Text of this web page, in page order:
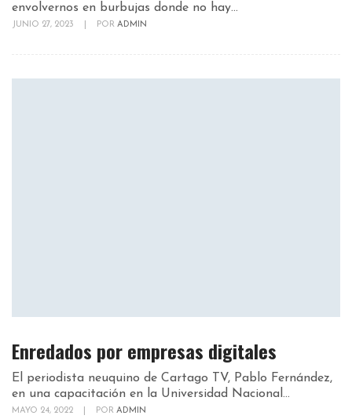
envolvernos en burbujas donde no hay...
JUNIO 27, 2023 POR ADMIN
Enredados por empresas digitales
El periodista neuquino de Cartago TV, Pablo Fernández,
en una capacitación en la Universidad Nacional...
MAYO 24, 2022 POR ADMIN